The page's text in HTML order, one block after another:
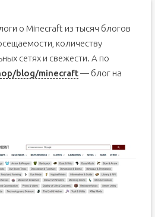
о Minecraft из тысяч блогов
количеству
сетях и свежести. А по
blog/minecraft— блог на